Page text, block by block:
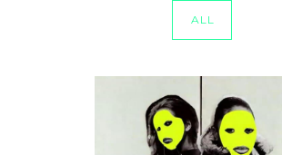
ALL
TRENCA AMB LA NORMA.
TRENCA AMB LES